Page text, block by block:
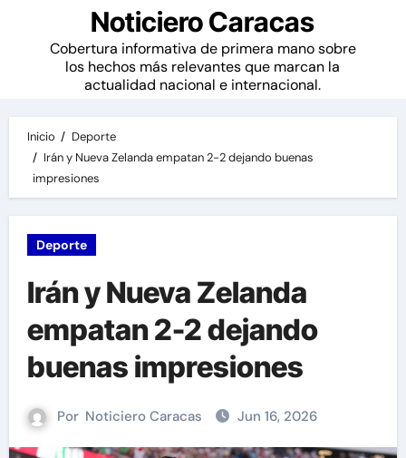
Noticiero Caracas
Cobertura informativa de primera mano sobre
los hechos más relevantes que marcan la
actualidad nacional e internacional.
Inicio
Deporte
Irán y Nueva Zelanda empatan 2-2 dejando buenas
impresiones
Deporte
Irán y Nueva Zelanda
empatan 2-2 dejando
buenas impresiones
Por Noticiero Caracas Jun 16, 2026